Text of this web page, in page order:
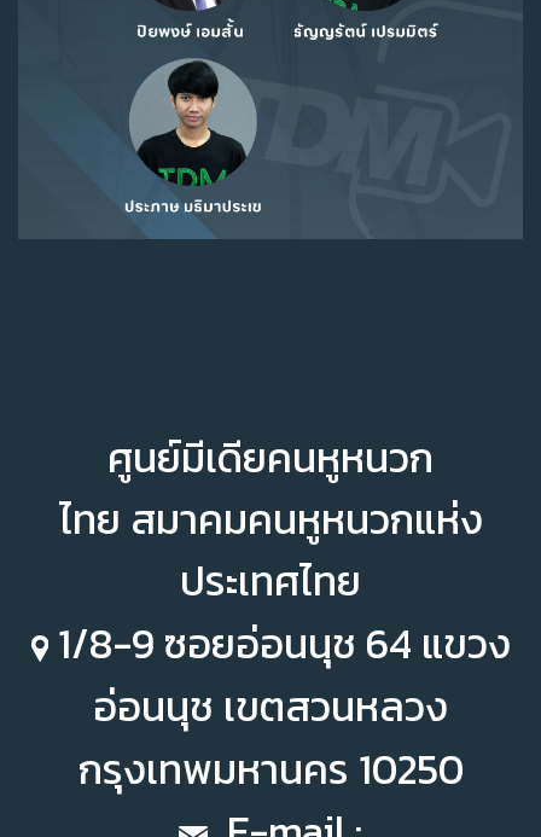
ศูนย์มีเดียคนหูหนวก
ไทย สมาคมคนหูหนวกแห่ง
ประเทศไทย
1/8-9 ซอยอ่อนนุช 64 แขวง
อ่อนนุช เขตสวนหลวง
กรุงเทพมหานคร 10250